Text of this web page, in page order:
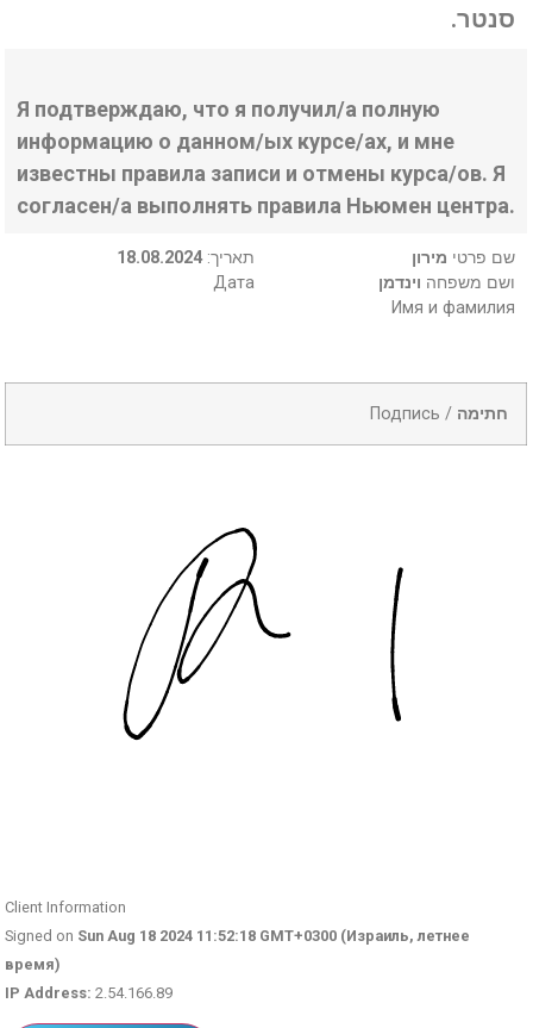
סנטר.
Я подтверждаю, что я получил/а полную
информацию о данном/ых курсе/ах, и мне
известны правила записи и отмены курса/ов. Я
согласен/а выполнять правила Ньюмен центра.
18.08.2024 :תאריך
Дата
שם פרטי מירון
ושם משפחה וינדמן
Имя и фамилия
Подпись / חתימה
Client Information
Signed on Sun Aug 18 2024 11:52:18 GMT+0300 (Израиль, летнее
время)
IP Address: 2.54.166.89